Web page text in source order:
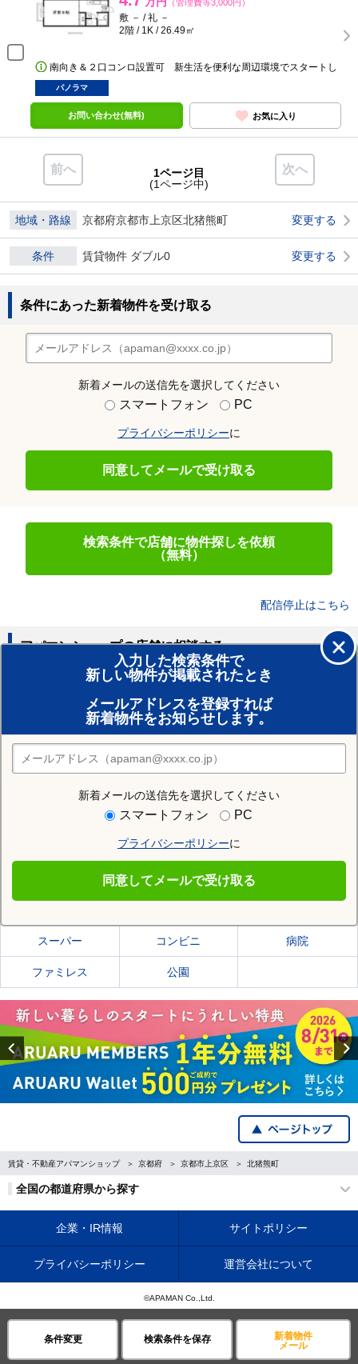
（管理費等3,000円）
敷 － / 礼 －
2階 / 1K / 26.49㎡
南向き＆２口コンロ設置可 新生活を便利な周辺環境でスタートし
パノラマ
お問い合わせ(無料) お気に入り
条件変更 検索条件を保存
新着物件
メール
前へ 次へ
1ページ目
(1ページ中)
地域・路線 京都府京都市上京区北猪熊町 変更する
条件 賃貸物件 ダブル0 変更する
条件にあった新着物件を受け取る
新着メールの送信先を選択してください
スマートフォン PC
プライバシーポリシーに
同意してメールで受け取る
検索条件で店舗に物件探しを依頼
（無料）
配信停止はこちら
入力した検索条件で
新しい物件が掲載されたとき
メールアドレスを登録すれば
新着物件をお知らせします。
新着メールの送信先を選択してください
スマートフォン PC
プライバシーポリシーに
同意してメールで受け取る
アパマンショップの店舗に相談する
賃貸のプロがお部屋探し！
おまかせ物件リクエスト
住みたい街の店舗を探す
店舗検索
住む街研究所で京都市上京区の情報を見る
京都市上京区の施設一覧
スーパー コンビニ 病院
ファミレス 公園
Previous
賃貸・不動産アパマンショップ 京都府 京都市上京区 北猪熊町
全国の都道府県から探す
企業・IR情報 サイトポリシー
プライバシーポリシー 運営会社について
©APAMAN Co.,Ltd.